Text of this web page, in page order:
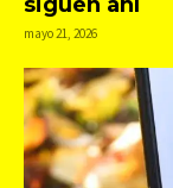
mayo 21, 2026